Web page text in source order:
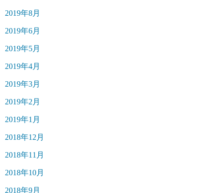
2019年8月
2019年6月
2019年5月
2019年4月
2019年3月
2019年2月
2019年1月
2018年12月
2018年11月
2018年10月
2018年9月